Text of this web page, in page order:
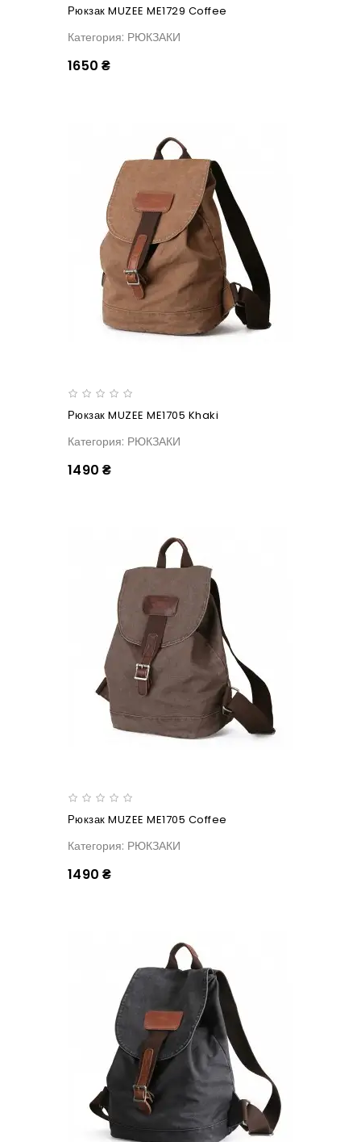
Рюкзак MUZEE ME1729 Coffee
Категория: РЮКЗАКИ
1650 ₴
Рюкзак MUZEE ME1705 Khaki
Категория: РЮКЗАКИ
1490 ₴
Рюкзак MUZEE ME1705 Coffee
Категория: РЮКЗАКИ
1490 ₴